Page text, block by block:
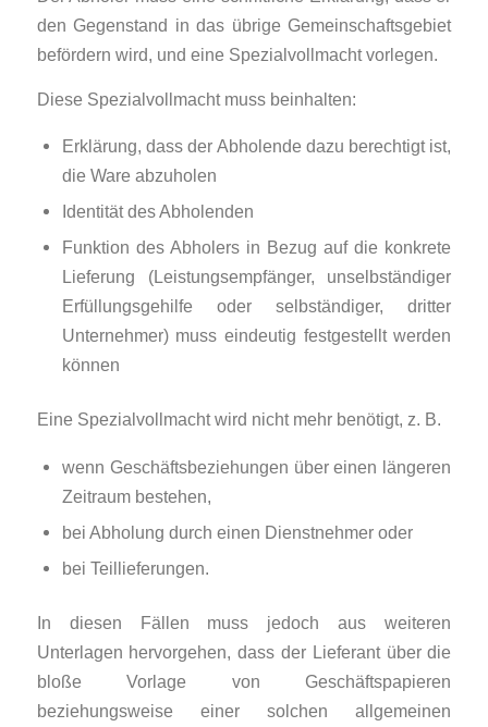
den Gegenstand in das übrige Ge­mein­schafts­ge­biet
befördern wird, und eine Spezialvollmacht vorlegen.
Diese Spezialvollmacht muss beinhalten:
Erklärung, dass der Abholende dazu berechtigt ist,
die Ware abzuholen
Identität des Abholenden
Funktion des Abholers in Bezug auf die konkrete
Lieferung (Leistungsempfänger, unselbständiger
Erfüllungsgehilfe oder selbständiger, dritter
Unternehmer) muss ein­deu­tig festgestellt werden
können
Eine Spezialvollmacht wird nicht mehr benötigt, z. B.
wenn Geschäftsbeziehungen über einen längeren
Zeitraum bestehen,
bei Abholung durch einen Dienstnehmer oder
bei Teillieferungen.
In diesen Fällen muss jedoch aus weiteren
Unterlagen hervorgehen, dass der Lieferant über die
bloße Vorlage von Geschäftspapieren
beziehungsweise einer solchen all­ge­mei­nen